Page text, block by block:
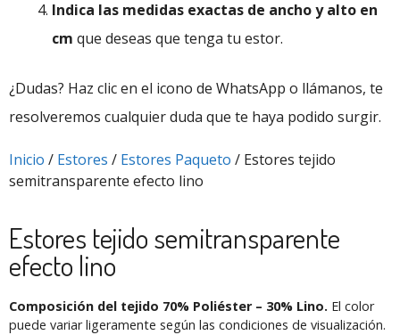
Indica las medidas exactas de ancho y alto en
cm que deseas que tenga tu estor.
¿Dudas? Haz clic en el icono de WhatsApp o llámanos, te
resolveremos cualquier duda que te haya podido surgir.
Inicio / Estores / Estores Paqueto / Estores tejido
semitransparente efecto lino
Estores tejido semitransparente
efecto lino
Composición del tejido 70% Poliéster – 30% Lino. El color
puede variar ligeramente según las condiciones de visualización.